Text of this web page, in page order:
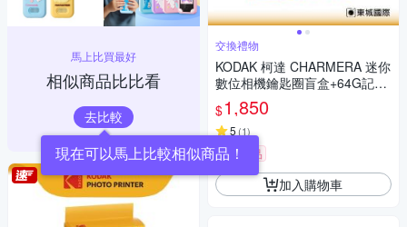
馬上比買最好
相似商品比比看
去比較
現在可以馬上比較相似商品！
交換禮物
KODAK 柯達 CHARMERA 迷你
數位相機鑰匙圈盲盒+64G記憶
卡組
$1,850
5(1)
券 贈品
加入購物車